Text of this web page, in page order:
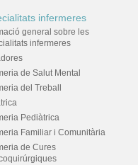
infermeres
general sobre les
infermeres
de Salut Mental
del Treball
Pediàtrica
Familiar i Comunitària
de Cures